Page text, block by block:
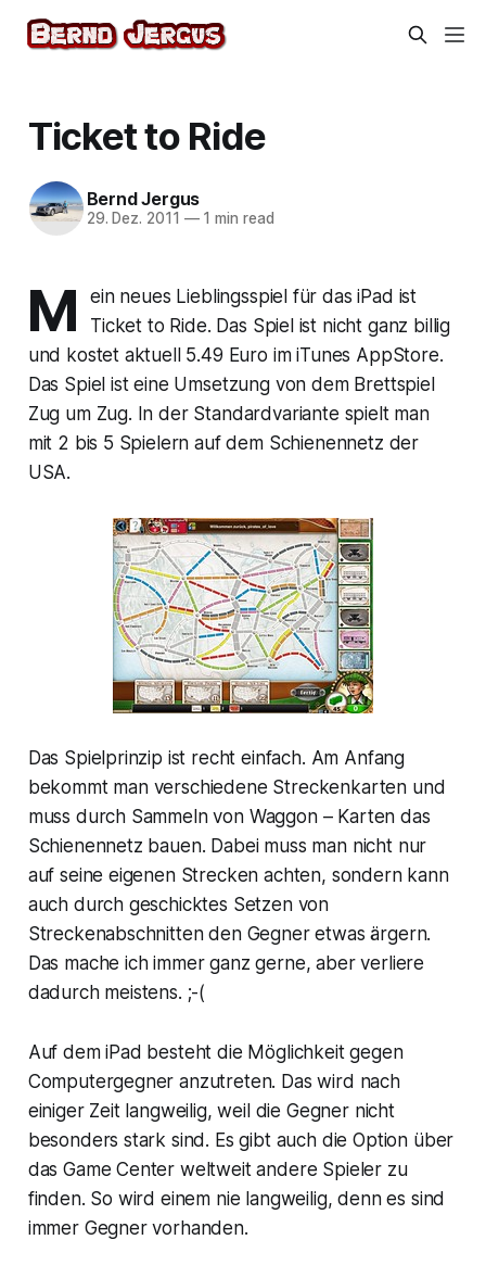
Ticket to Ride
Bernd Jergus
29. Dez. 2011 —1 min read
M
ein neues Lieblingsspiel für das iPad ist
Ticket to Ride. Das Spiel ist nicht ganz billig
und kostet aktuell 5.49 Euro im iTunes AppStore.
Das Spiel ist eine Umsetzung von dem Brettspiel
Zug um Zug. In der Standardvariante spielt man
mit 2 bis 5 Spielern auf dem Schienennetz der
USA.
Das Spielprinzip ist recht einfach. Am Anfang
bekommt man verschiedene Streckenkarten und
muss durch Sammeln von Waggon – Karten das
Schienennetz bauen. Dabei muss man nicht nur
auf seine eigenen Strecken achten, sondern kann
auch durch geschicktes Setzen von
Streckenabschnitten den Gegner etwas ärgern.
Das mache ich immer ganz gerne, aber verliere
dadurch meistens. ;-(
Auf dem iPad besteht die Möglichkeit gegen
Computergegner anzutreten. Das wird nach
einiger Zeit langweilig, weil die Gegner nicht
besonders stark sind. Es gibt auch die Option über
das Game Center weltweit andere Spieler zu
finden. So wird einem nie langweilig, denn es sind
immer Gegner vorhanden.